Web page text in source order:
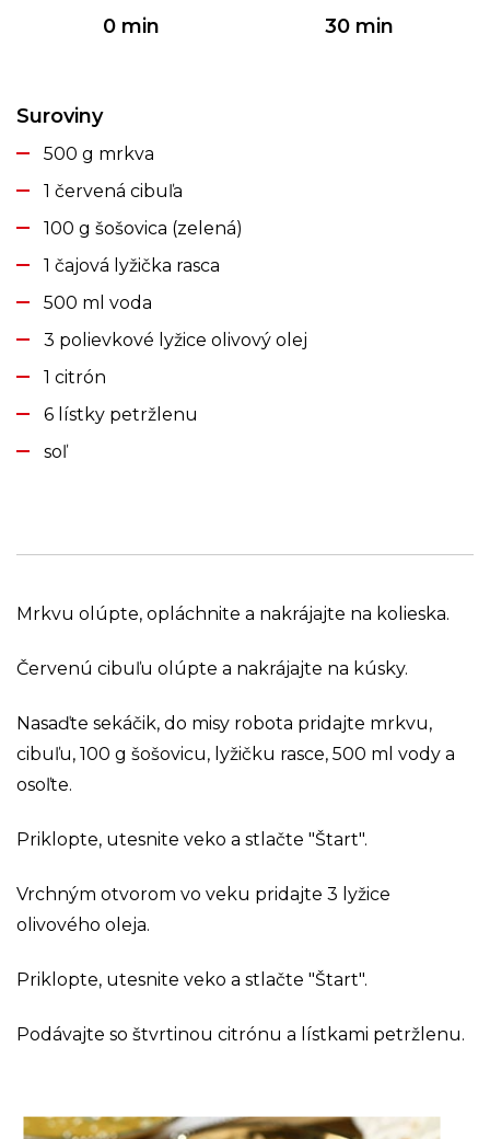
0 min 30 min
Suroviny
500 g mrkva
1 červená cibuľa
100 g šošovica (zelená)
1 čajová lyžička rasca
500 ml voda
3 polievkové lyžice olivový olej
1 citrón
6 lístky petržlenu
soľ
Mrkvu olúpte, opláchnite a nakrájajte na kolieska.
Červenú cibuľu olúpte a nakrájajte na kúsky.
Nasaďte sekáčik, do misy robota pridajte mrkvu,
cibuľu, 100 g šošovicu, lyžičku rasce, 500 ml vody a
osoľte.
Priklopte, utesnite veko a stlačte "Štart".
Vrchným otvorom vo veku pridajte 3 lyžice
olivového oleja.
Priklopte, utesnite veko a stlačte "Štart".
Podávajte so štvrtinou citrónu a lístkami petržlenu.